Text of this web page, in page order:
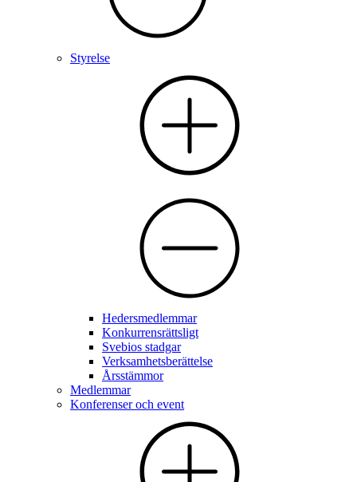
Styrelse
Hedersmedlemmar
Konkurrensrättsligt
Svebios stadgar
Verksamhetsberättelse
Årsstämmor
Medlemmar
Konferenser och event